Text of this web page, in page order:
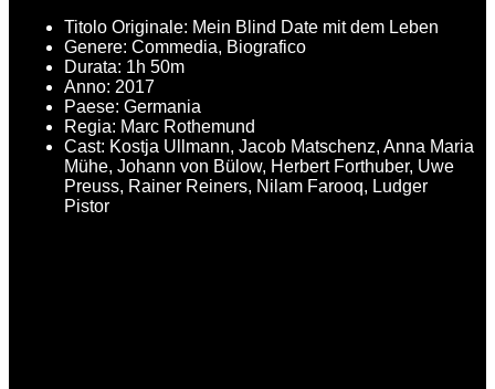
Titolo Originale: Mein Blind Date mit dem Leben
Genere: Commedia, Biografico
Durata: 1h 50m
Anno: 2017
Paese: Germania
Regia: Marc Rothemund
Cast: Kostja Ullmann, Jacob Matschenz, Anna Maria
Mühe, Johann von Bülow, Herbert Forthuber, Uwe
Preuss, Rainer Reiners, Nilam Farooq, Ludger
Pistor